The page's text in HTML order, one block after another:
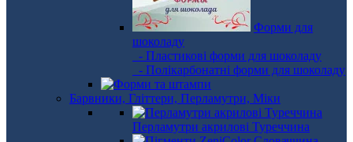
Форми для
шоколаду
- Пластикові форми для шоколаду
- Полікарбонатні форми для шоколаду
Барвники, Гліттери, Перламутри, Міки
Перламутри акрилові Туреччина